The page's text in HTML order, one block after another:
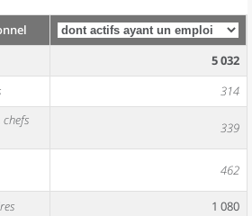
5 032
314
339
462
1 080